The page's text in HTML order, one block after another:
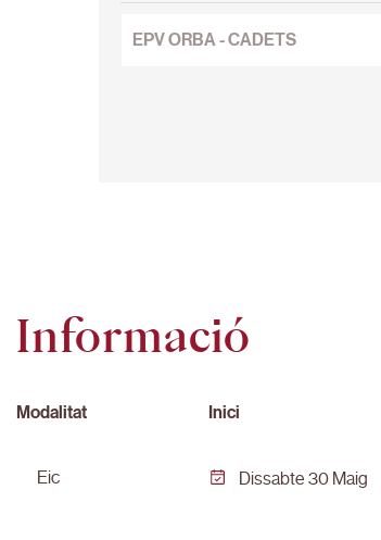
EPV ORBA - CADETS
Informació
Modalitat
eic
Inici
Dissabte 30 Maig